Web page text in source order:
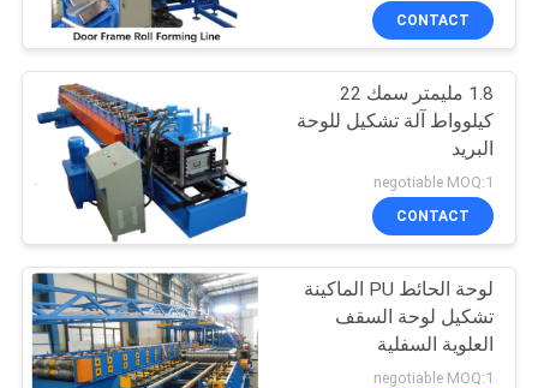
CONTACT
1.8 مليمتر سمك 22
كيلوواط آلة تشكيل للوحة
البريد
negotiable MOQ:1
CONTACT
لوحة الحائط PU الماكينة
تشكيل لوحة السقف
العلوية السفلية
negotiable MOQ:1